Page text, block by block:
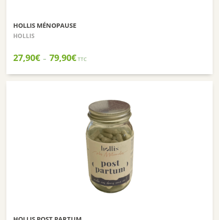
HOLLIS MÉNOPAUSE
HOLLIS
27,90€ – 79,90€Plage
prix :
79,90€
TTC